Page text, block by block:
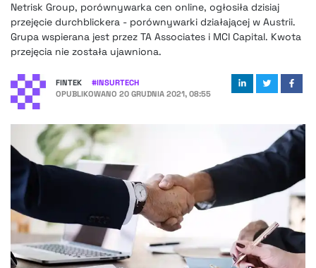
FINTEKEXTRA
OKIEM EKSPERTA
Netrisk Group, porównywarka cen online, ogłosiła dzisiaj
przejęcie durchblickera - porównywarki działającej w Austrii.
Grupa wspierana jest przez TA Associates i MCI Capital. Kwota
przejęcia nie została ujawniona.
FINTEK #INSURTECH
OPUBLIKOWANO 20 GRUDNIA 2021, 08:55